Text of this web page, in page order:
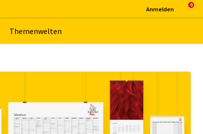
The­men­wel­ten
An­mel­den